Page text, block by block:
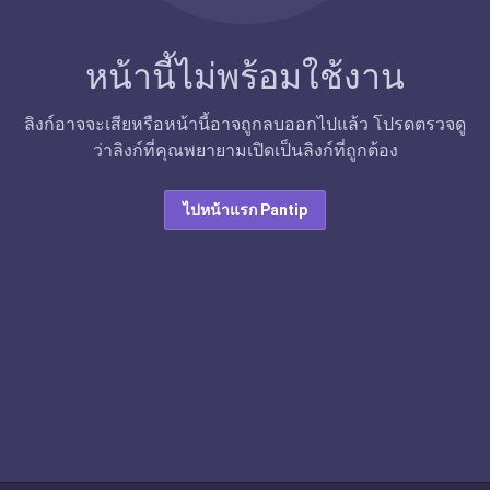
หน้านี้ไม่พร้อมใช้งาน
ลิงก์อาจจะเสียหรือหน้านี้อาจถูกลบออกไปแล้ว โปรดตรวจดู
ว่าลิงก์ที่คุณพยายามเปิดเป็นลิงก์ที่ถูกต้อง
ไปหน้าแรก Pantip